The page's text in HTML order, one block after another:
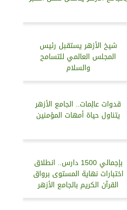
شيخ الأزهر يستقبل رئيس
المجلس العالمي للتسامح
والسلام
قدوات عالِمات.. الجامع الأزهر
يتناول حياة أمهات المؤمنين
بإجمالي 1500 دارس.. انطلاق
اختبارات نهاية المستوى برواق
القرآن الكريم بالجامع الأزهر